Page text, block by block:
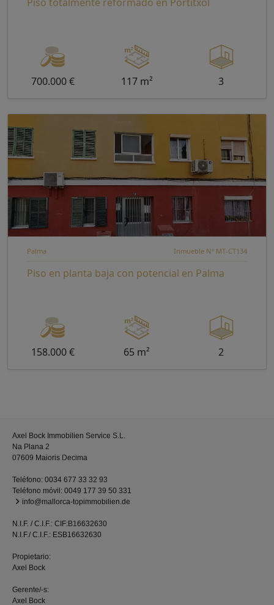
700.000 € 117 m² 3
Palma Inmueble Nº MT-CT134
Piso en planta baja con potencial en Palma
158.000 € 65 m² 2
Axel Bock Immobilien Service S.L.
Na Plana 2
07609 Maioris Decima
Teléfono: 0034 677 33 32 93
Teléfono móvil: 0049 177 39 50 331
info@mallorca-topimmobilien.de
N.I.F. / C.I.F.: CIF:B16632630
N.I.F./ C.I.F.: ESB16632630
Propietario:
Axel Bock
Gerente/-s:
Axel Bock